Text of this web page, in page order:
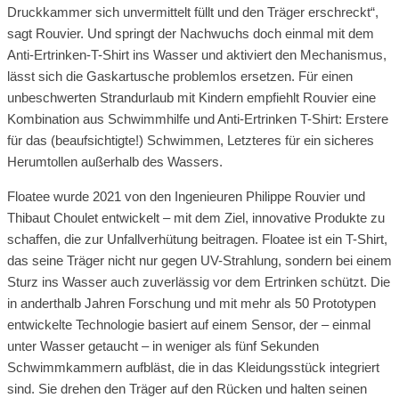
Druckkammer sich unvermittelt füllt und den Träger erschreckt“,
sagt Rouvier. Und springt der Nachwuchs doch einmal mit dem
Anti-Ertrinken-T-Shirt ins Wasser und aktiviert den Mechanismus,
lässt sich die Gaskartusche problemlos ersetzen. Für einen
unbeschwerten Strandurlaub mit Kindern empfiehlt Rouvier eine
Kombination aus Schwimmhilfe und Anti-Ertrinken T-Shirt: Erstere
für das (beaufsichtigte!) Schwimmen, Letzteres für ein sicheres
Herumtollen außerhalb des Wassers.
Floatee wurde 2021 von den Ingenieuren Philippe Rouvier und
Thibaut Choulet entwickelt – mit dem Ziel, innovative Produkte zu
schaffen, die zur Unfallverhütung beitragen. Floatee ist ein T-Shirt,
das seine Träger nicht nur gegen UV-Strahlung, sondern bei einem
Sturz ins Wasser auch zuverlässig vor dem Ertrinken schützt. Die
in anderthalb Jahren Forschung und mit mehr als 50 Prototypen
entwickelte Technologie basiert auf einem Sensor, der – einmal
unter Wasser getaucht – in weniger als fünf Sekunden
Schwimmkammern aufbläst, die in das Kleidungsstück integriert
sind. Sie drehen den Träger auf den Rücken und halten seinen